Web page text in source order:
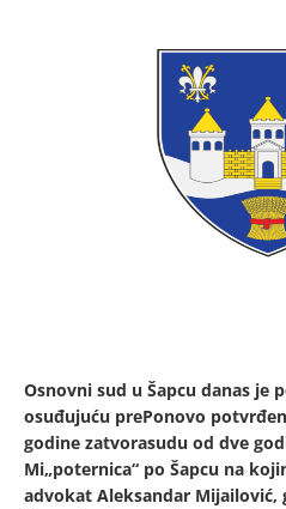
Osnovni sud u Šapcu danas je
osuđujuću prePonovo
godine zatvorasudu od dve
Mi„poternica“ po Šapcu na
advokat Aleksandar Mijailović,